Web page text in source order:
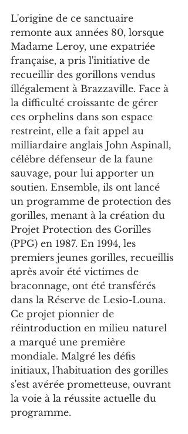
L'origine de ce sanctuaire
remonte aux années 80, lorsque
Madame Leroy, une expatriée
française, a pris l'initiative de
recueillir des gorillons vendus
illégalement à Brazzaville. Face à
la difficulté croissante de gérer
ces orphelins dans son espace
restreint, elle a fait appel au
milliardaire anglais John Aspinall,
célèbre défenseur de la faune
sauvage, pour lui apporter un
soutien. Ensemble, ils ont lancé
un programme de protection des
gorilles, menant à la création du
Projet Protection des Gorilles
(PPG) en 1987. En 1994, les
premiers jeunes gorilles, recueillis
après avoir été victimes de
braconnage, ont été transférés
dans la Réserve de Lesio-Louna.
Ce projet pionnier de
réintroduction en milieu naturel
a marqué une première
mondiale. Malgré les défis
initiaux, l'habituation des gorilles
s'est avérée prometteuse, ouvrant
la voie à la réussite actuelle du
programme.